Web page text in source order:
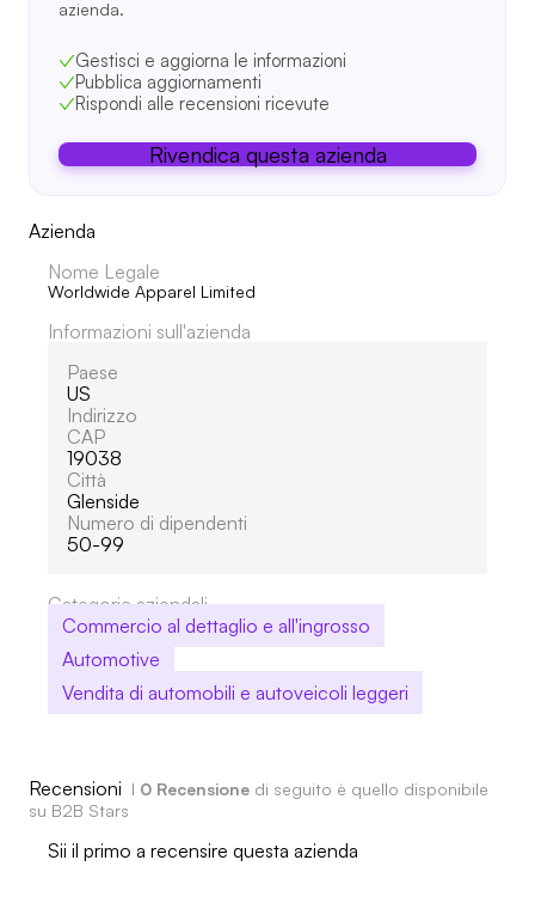
azienda.
Gestisci e aggiorna le informazioni
Pubblica aggiornamenti
Rispondi alle recensioni ricevute
Rivendica questa azienda
Azienda
Nome Legale
Worldwide Apparel Limited
Informazioni sull'azienda
Paese
US
Indirizzo
CAP
19038
Città
Glenside
Numero di dipendenti
50-99
Categorie aziendali
Commercio al dettaglio e all'ingrosso
Automotive
Vendita di automobili e autoveicoli leggeri
Recensioni I 0 Recensione di seguito è quello disponibile
su B2B Stars
Sii il primo a recensire questa azienda